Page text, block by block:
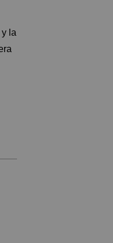
y la